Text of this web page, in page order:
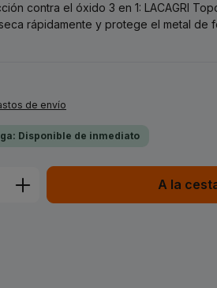
contra el óxido 3 en 1: LACAGRI
rápidamente y protege el metal de
de envío
Disponible de inmediato
introduce la
A la